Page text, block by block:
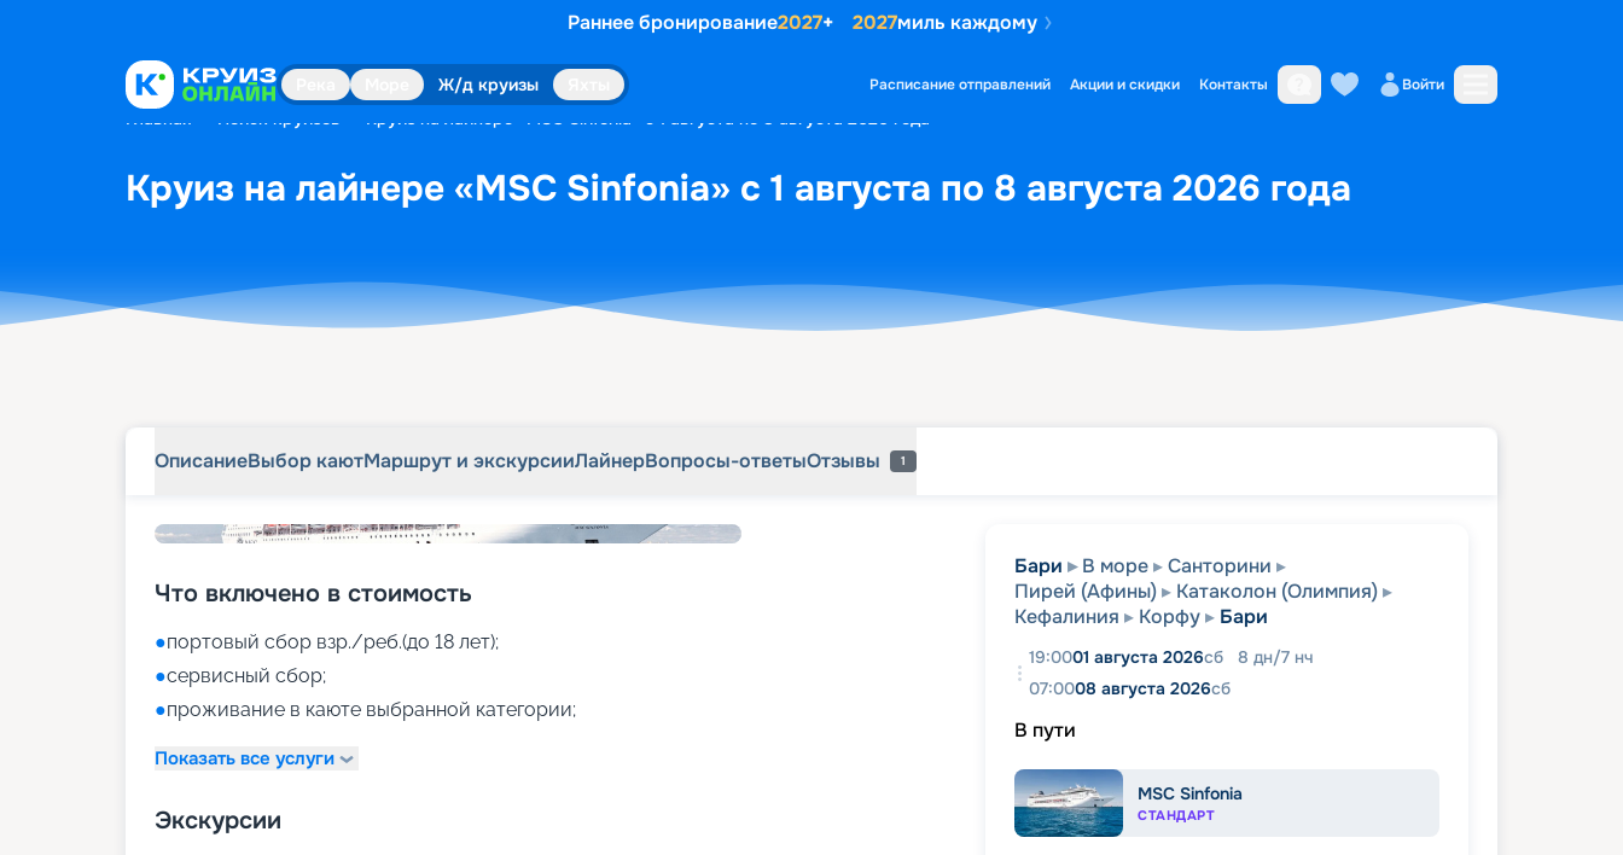
Раннее бронирование2027+ 2027миль каждому
Ж/д круизы Расписание отправлений Акции и скидки Контакты Войти
Главная Поиск круизов Круиз на лайнере «MSC Sinfonia» с 1 августа по 8 августа 2026 года
Круиз на лайнере «MSC Sinfonia» с 1 августа по 8 августа 2026 года
ОписаниеВыбор каютМаршрут и экскурсииЛайнерВопросы-ответыОтзывы 1
Что включено в стоимость
●портовый сбор взр./реб.(до 18 лет);
●сервисный сбор;
●проживание в каюте выбранной категории;
Показать все услуги
Экскурсии
Бари В море
Санторини
Пирей (Афины)
Катаколон (Олимпия)
Кефалиния
Корфу Бари
19:0001 августа 2026сб 8 дн/7 нч
07:0008 августа 2026сб
В пути
MSC Sinfonia
СТАНДАРТ